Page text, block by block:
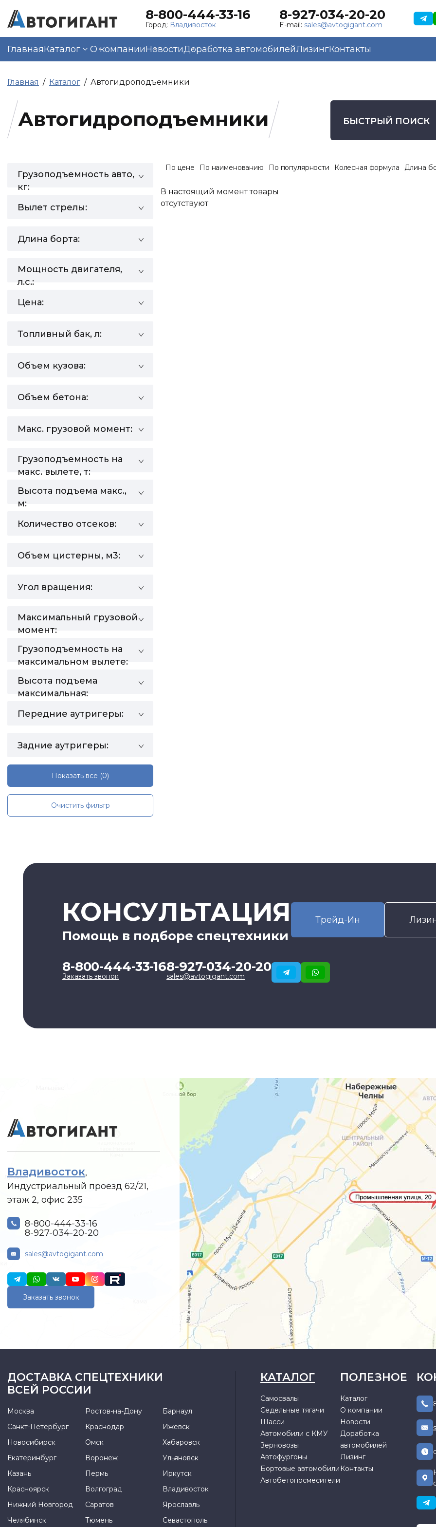
8-800-444-33-16
Город: Владивосток
8-927-034-20-20
E-mail: sales@avtogigant.com
ГлавнаяКаталог О компанииНовостиДоработка автомобилейЛизингКонтакты
Главная Каталог Автогидроподъемники
Автогидроподъемники БЫСТРЫЙ ПОИСК
Грузоподъемность авто,
кг:
Вылет стрелы:
Длина борта:
Мощность двигателя,
л.с.:
Цена:
Топливный бак, л:
Объем кузова:
Объем бетона:
Макс. грузовой момент:
Грузоподъемность на
макс. вылете, т:
Высота подъема макс.,
м:
Количество отсеков:
Объем цистерны, м3:
Угол вращения:
Максимальный грузовой
момент:
Грузоподъемность на
максимальном вылете:
Высота подъема
максимальная:
Передние аутригеры:
Задние аутригеры:
Показать все (0)
Очистить фильтр
По цене По наименованию По популярности Колесная формула Длина
В настоящий момент товары
отсутствуют
КОНСУЛЬТАЦИЯ
Помощь в подборе спецтехники
Трейд-Ин
8-800-444-33-16
Заказать звонок
8-927-034-20-20
sales@avtogigant.com
Владивосток,
Индустриальный проезд 62/21,
этаж 2, офис 235
8-800-444-33-16
8-927-034-20-20
sales@avtogigant.com
Заказать звонок
ДОСТАВКА СПЕЦТЕХНИКИ
ВСЕЙ РОССИИ
Москва Ростов-на-Дону
Барнаул
Санкт-Петербург
Краснодар
Ижевск
Новосибирск
Омск
Хабаровск
Екатеринбург
Воронеж
Ульяновск
Казань
Пермь
Иркутск
Красноярск
Волгоград
Владивосток
Нижний Новгород
Саратов
Ярославль
Челябинск
Тюмень Севастополь
КАТАЛОГ
Самосвалы
Седельные тягачи
Шасси
Автомобили с КМУ
Зерновозы
Автофургоны
Бортовые автомобили
Автобетоносмесители
ПОЛЕЗНОЕ
Каталог
О компании
Новости
Доработка
автомобилей
Лизинг
Контакты